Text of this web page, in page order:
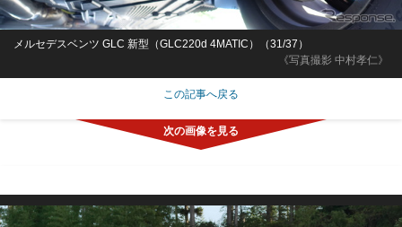
《写真撮影 中村孝仁》
メルセデスベンツ GLC 新型（GLC220d 4MATIC）（31/37）
この記事へ戻る